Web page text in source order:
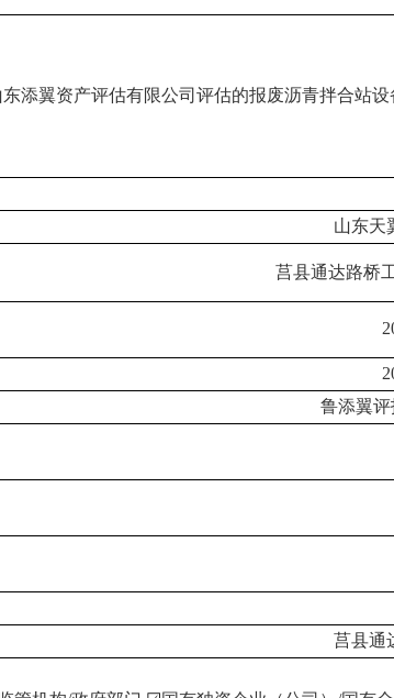
东添翼资产评估有限公司评估的报废沥青拌合站
山东天
莒县通达路桥
鲁添翼评
莒县通